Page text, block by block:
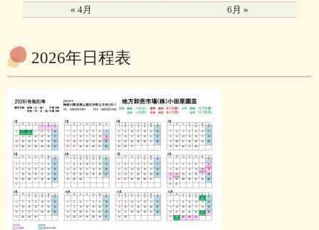
« 4月 6月 »
2026年日程表